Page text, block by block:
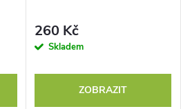
260 Kč
Skladem
ZOBRAZIT